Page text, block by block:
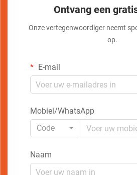
Ontvang een
Onze vertegenwoordiger neemt
op.
E-mail
Mobiel/WhatsApp
Code
Naam